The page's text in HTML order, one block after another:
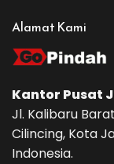
Alamat Kami
Kantor Pusat
Jl. Kalibaru Barat
Cilincing, Kota
Indonesia.